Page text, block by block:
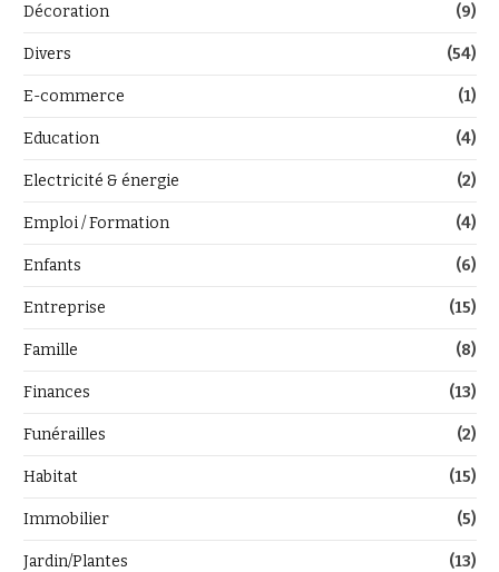
Décoration (9)
Divers (54)
E-commerce (1)
Education (4)
Electricité & énergie (2)
Emploi / Formation (4)
Enfants (6)
Entreprise (15)
Famille (8)
Finances (13)
Funérailles (2)
Habitat (15)
Immobilier (5)
Jardin/Plantes (13)